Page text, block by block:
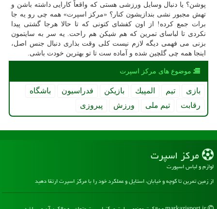
پوشن؟ یا دنبال وسایل ورزشی هستی که واقعاً کارایی داشته باشن و
تهش مجبور نشی بندازیشون کنار؟ «مرکز اسپرت» همه چی رو یه جا
برات جمع کرده! از اون کفشای کتونی که تا حالا هرجا گشتی پیدا
نکردی تا لباسای تمرین که هم شیکن هم راحت. یه سر به سایتمون
بزنی می فهمی دیگه لازم نیست کلی وقت بذاری دنبال جنس اصل،
اینجا همه چی گلچین شده و آماده ست تا تو بهترین خودت باشی.
موضوع های مركز اسپرت
بازی تیم المپیك بازیكن فدراسیون
باشگاه
رقابت
تیم ملی ورزش پیروزی
مركز اسپرت
لوازم و لباس اسپورت
از زمین تمرین تا کوچه و خیابان، استایل و عملکرد خود را با مرکز اسپرت ارتقا دهید